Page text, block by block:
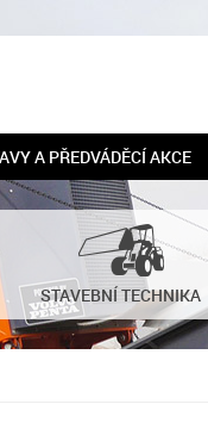
A PŘEDVÁDĚCÍ AKCE
STAVEBNÍ TECHNIKA